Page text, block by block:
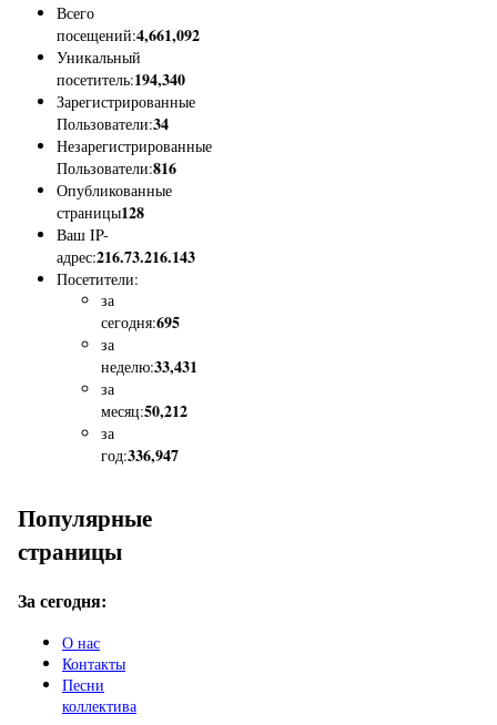
Всего
посещений:4,661,092
Уникальный
посетитель:194,340
Зарегистрированные
Пользователи:34
Незарегистрированные
Пользователи:816
Опубликованные
страницы128
Ваш IP-
адрес:216.73.216.143
Посетители:
за
сегодня:695
за
неделю:33,431
за
месяц:50,212
за
год:336,947
Популярные
страницы
За сегодня:
О нас
Контакты
Песни
коллектива